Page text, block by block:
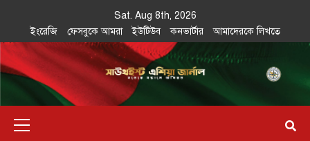
content
Sat. Aug 8th, 2026
ইংরেজি
ফেসবুকে আমরা ইউটিউব কনভার্টার আমাদেরকে লিখতে
Southeast
IN SEARCH OF THE TRUTH